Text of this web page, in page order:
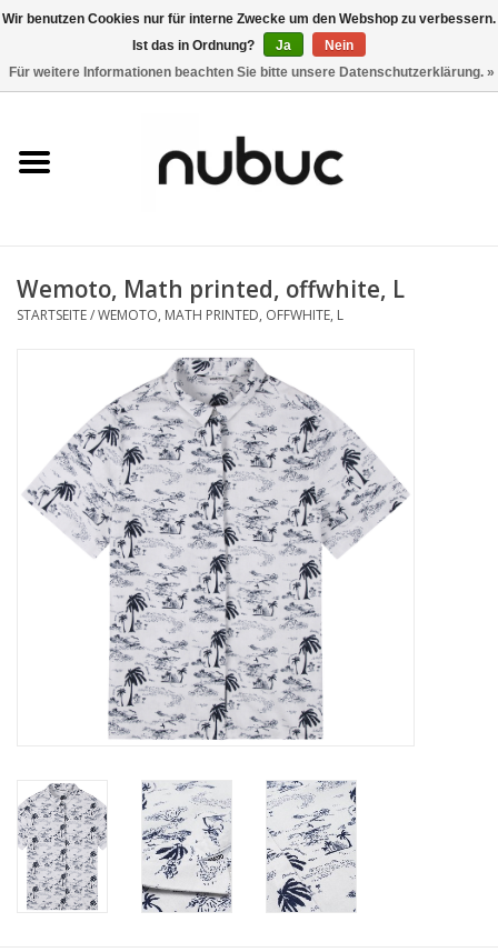
0 Artikel - CHF 0,00
Damen
Accessoires
Marken
Wemoto, Math printed, offwhite, L
STARTSEITE/WEMOTO, MATH PRINTED, OFFWHITE, L
Wir benutzen Cookies nur für interne Zwecke um den Webshop zu verbessern.
Ist das in Ordnung?
Ja
Nein
Für weitere Informationen beachten Sie bitte unsere Datenschutzerklärung. »